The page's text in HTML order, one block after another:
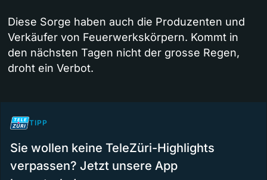
Diese Sorge haben auch die Produzenten und
Verkäufer von Feuerwerkskörpern. Kommt in
den nächsten Tagen nicht der grosse Regen,
droht ein Verbot.
TIPP
Sie wollen keine TeleZüri-Highlights
verpassen? Jetzt unsere App